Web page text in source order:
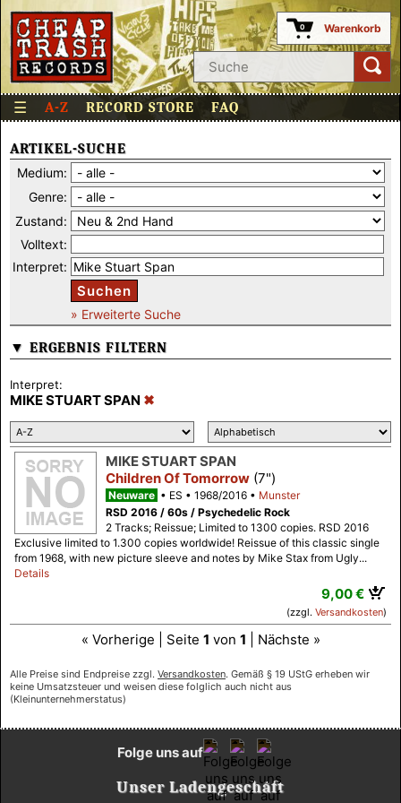
0 Warenkorb
☰ A-Z RECORD STORE FAQ
ARTIKEL-SUCHE
Medium:
Genre:
Zustand:
Volltext:
Interpret:
Suchen
» Erweiterte Suche
▼ ERGEBNIS FILTERN
Interpret:
MIKE STUART SPAN
MIKE STUART SPAN
Children Of Tomorrow (7")
Neuware ES 1968/2016
Munster
RSD 2016 / 60s / Psychedelic Rock
2 Tracks; Reissue; Limited to 1300 copies. RSD 2016
Exclusive limited to 1.300 copies worldwide! Reissue of this classic single
from 1968, with new picture sleeve and notes by Mike Stax from Ugly...
Details
9,00 €
(zzgl. Versandkosten)
« Vorherige | Seite 1 von 1 | Nächste »
Alle Preise sind Endpreise zzgl. Versandkosten. Gemäß § 19 UStG erheben wir
keine Umsatzsteuer und weisen diese folglich auch nicht aus
(Kleinunternehmerstatus)
Unser Ladengeschäft
Folge uns auf